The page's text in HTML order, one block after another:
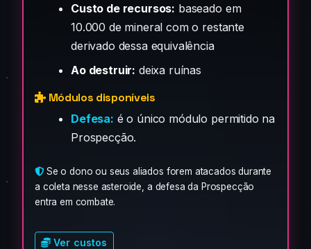
Custo de recursos: baseado em
10.000 de mineral com o restante
derivado dessa equivalência
Ao destruir: deixa ruínas
Módulos disponíveis
Defesa: é o único módulo permitido na
Prospecção.
Se o dono ou seus aliados forem atacados durante
a coleta nesse asteroide, a defesa da Prospecção
entra em combate.
Ver custos